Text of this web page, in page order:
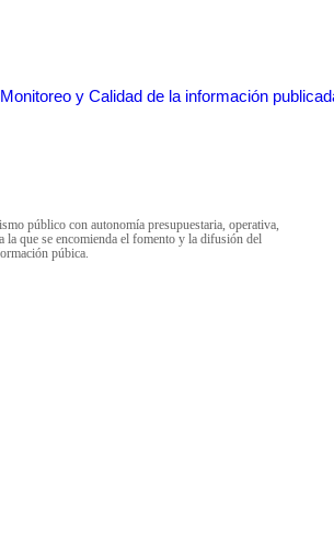
Monitoreo y Calidad de la información
público con autonomía presupuestaria, operativa,
la que se encomienda el fomento y la difusión del
púbica.